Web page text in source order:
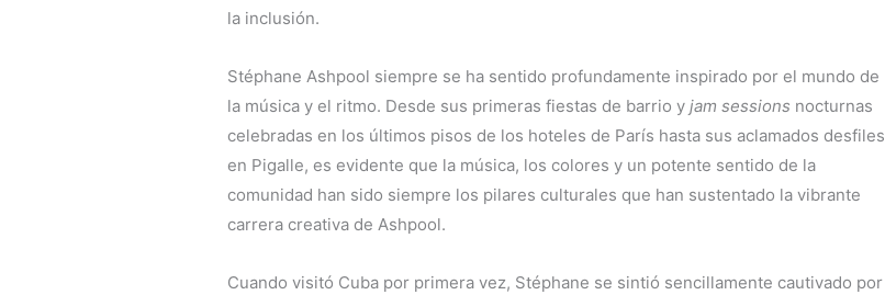
la inclusión.
Stéphane Ashpool siempre se ha sentido profundamente inspirado por el mundo de
la música y el ritmo. Desde sus primeras fiestas de barrio y jam sessions nocturnas
celebradas en los últimos pisos de los hoteles de París hasta sus aclamados desfiles
en Pigalle, es evidente que la música, los colores y un potente sentido de la
comunidad han sido siempre los pilares culturales que han sustentado la vibrante
carrera creativa de Ashpool.
Cuando visitó Cuba por primera vez, Stéphane se sintió sencillamente cautivado por